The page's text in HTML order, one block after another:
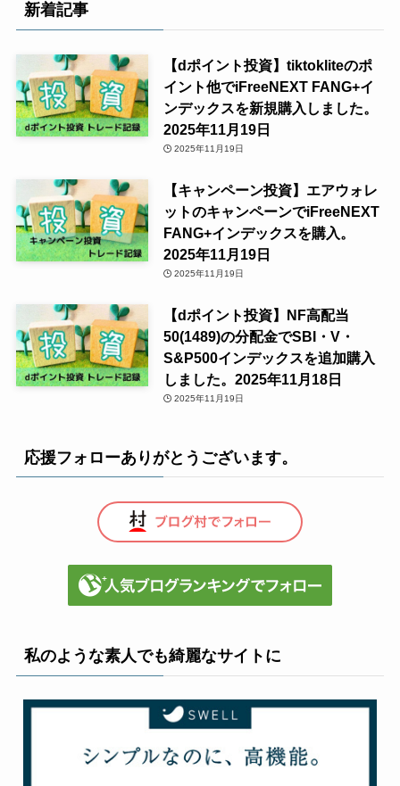
新着記事
【dポイント投資】tiktokliteのポ
イント他でiFreeNEXT FANG+イ
ンデックスを新規購入しました。
2025年11月19日
2025年11月19日
【キャンペーン投資】エアウォレ
ットのキャンペーンでiFreeNEXT
FANG+インデックスを購入。
2025年11月19日
2025年11月19日
【dポイント投資】NF高配当
50(1489)の分配金でSBI・V・
S&P500インデックスを追加購入
しました。2025年11月18日
2025年11月19日
応援フォローありがとうございます。
私のような素人でも綺麗なサイトに